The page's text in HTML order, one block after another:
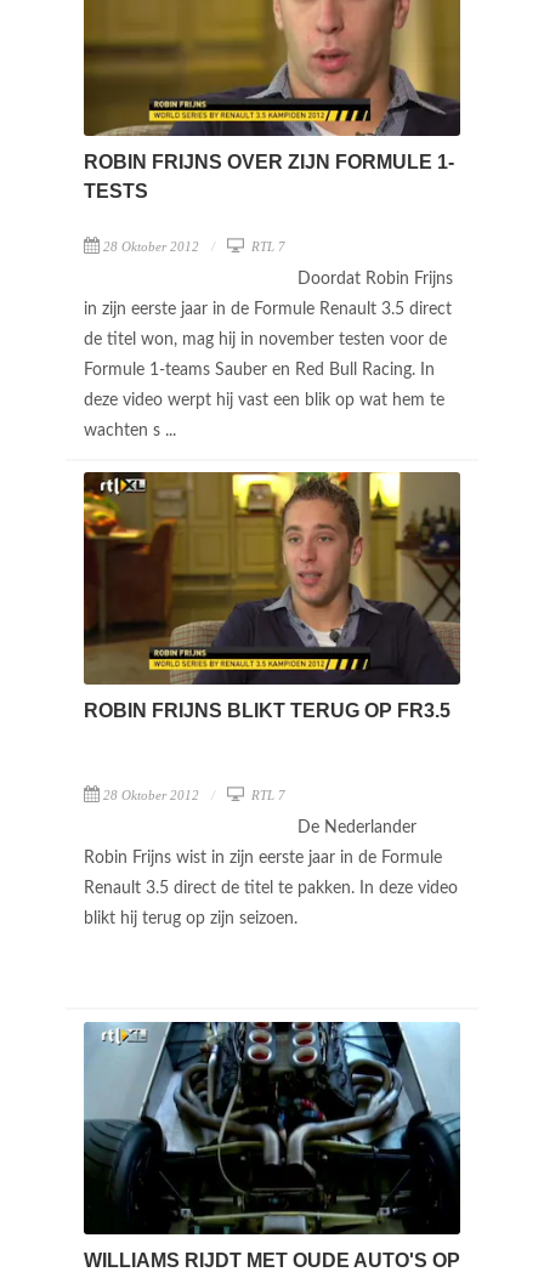
ROBIN FRIJNS OVER ZIJN FORMULE 1-
TESTS
28 Oktober 2012 RTL 7
Doordat Robin Frijns
in zijn eerste jaar in de Formule Renault 3.5 direct
de titel won, mag hij in november testen voor de
Formule 1-teams Sauber en Red Bull Racing. In
deze video werpt hij vast een blik op wat hem te
wachten s ...
ROBIN FRIJNS BLIKT TERUG OP FR3.5
28 Oktober 2012 RTL 7
De Nederlander
Robin Frijns wist in zijn eerste jaar in de Formule
Renault 3.5 direct de titel te pakken. In deze video
blikt hij terug op zijn seizoen.
WILLIAMS RIJDT MET OUDE AUTO'S OP